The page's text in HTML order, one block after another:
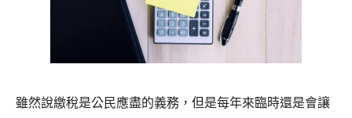
雖然說繳稅是公民應盡的義務，但是每年來臨時還是會讓